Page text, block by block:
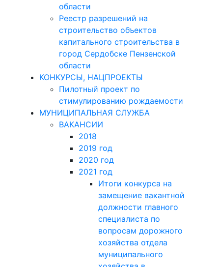
области
Реестр разрешений на
строительство объектов
капитального строительства в
город Сердобске Пензенской
области
КОНКУРСЫ, НАЦПРОЕКТЫ
Пилотный проект по
стимулированию рождаемости
МУНИЦИПАЛЬНАЯ СЛУЖБА
ВАКАНСИИ
2018
2019 год
2020 год
2021 год
Итоги конкурса на
замещение вакантной
должности главного
специалиста по
вопросам дорожного
хозяйства отдела
муниципального